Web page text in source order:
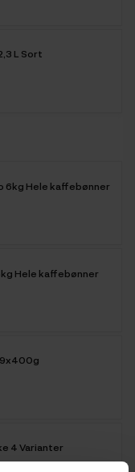
L Sort
6kg Hele kaffebønner
Hele kaffebønner
9x400g
4 Varianter